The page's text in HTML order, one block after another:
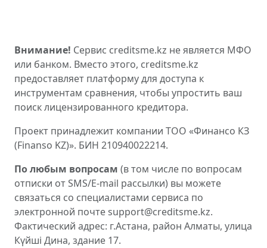
Внимание! Сервис creditsme.kz не является МФО
или банком. Вместо этого, creditsme.kz
предоставляет платформу для доступа к
инструментам сравнения, чтобы упростить ваш
поиск лицензированного кредитора.
Проект принадлежит компании ТОО «Финансо КЗ
(Finanso KZ)». БИН 210940022214.
По любым вопросам (в том числе по вопросам
отписки от SMS/E-mail рассылки) вы можете
связаться со специалистами сервиса по
электронной почте support@creditsme.kz.
Фактический адрес: г.Астана, район Алматы, улица
Күйші Дина, здание 17.